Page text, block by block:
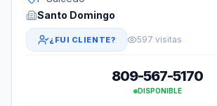
Santo Domingo
¿FUI CLIENTE? 597 visitas
809-567-5170
DISPONIBLE